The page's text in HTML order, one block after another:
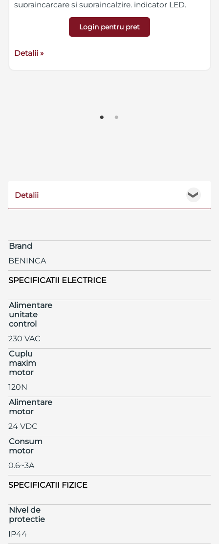
supraincarcare si supraincalzire, indicator LED,
banda adeziva/suruburiLogin pentru pret
Detalii »
❯
Detalii
Brand
BENINCA
SPECIFICATII ELECTRICE
Alimentare
unitate
control
230 VAC
Cuplu
maxim
motor
120N
Alimentare
motor
24 VDC
Consum
motor
0.6~3A
SPECIFICATII FIZICE
Nivel de
protectie
IP44